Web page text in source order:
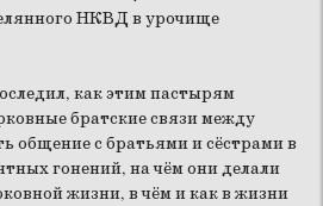
НКВД в урочище
как этим пастырям
братские связи между
общение с братьями и сёстрами в
гонений, на чём они делали
жизни, в чём и как в жизни